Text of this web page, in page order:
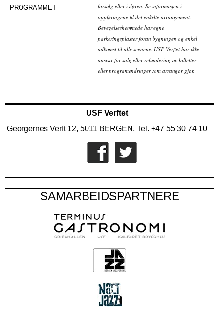
PROGRAMMET
forsalg eller i døren. Se informasjon i
oppføringene til det enkelte arrangement.
Bevegelseshemmede har egne
parkeringsplasser foran bygningen og enkel
adkomst til alle scenene. USF Verftet har ikke
ansvar for salg eller refundering av billetter
eller programendringer som arrangør gjør.
USF Verftet
Georgernes Verft 12, 5011 BERGEN, Tel. +47 55 30 74 10
SAMARBEIDSPARTNERE